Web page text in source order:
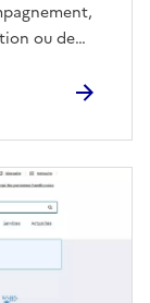
ou de…